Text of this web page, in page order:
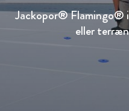
Jackopor® Flamingo®
eller